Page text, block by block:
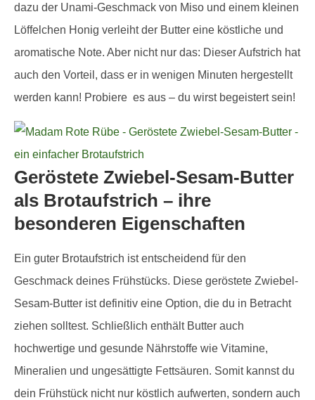
dazu der Unami-Geschmack von Miso und einem kleinen
Löffelchen Honig verleiht der Butter eine köstliche und
aromatische Note. Aber nicht nur das: Dieser Aufstrich hat
auch den Vorteil, dass er in wenigen Minuten hergestellt
werden kann! Probiere es aus – du wirst begeistert sein!
Geröstete Zwiebel-Sesam-Butter
als Brotaufstrich – ihre
besonderen Eigenschaften
Ein guter Brotaufstrich ist entscheidend für den
Geschmack deines Frühstücks. Diese geröstete Zwiebel-
Sesam-Butter ist definitiv eine Option, die du in Betracht
ziehen solltest. Schließlich enthält Butter auch
hochwertige und gesunde Nährstoffe wie Vitamine,
Mineralien und ungesättigte Fettsäuren. Somit kannst du
dein Frühstück nicht nur köstlich aufwerten, sondern auch